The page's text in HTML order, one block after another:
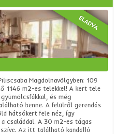
ELADVA
Magdolnavölgyben: 109
1146 m2-es telekkel! A kert tele
és még
benne. A felülről gerendás
hátsókert fele néz, így
családdal. A 30 m2-es tágas
szíve. Az itt található kandalló